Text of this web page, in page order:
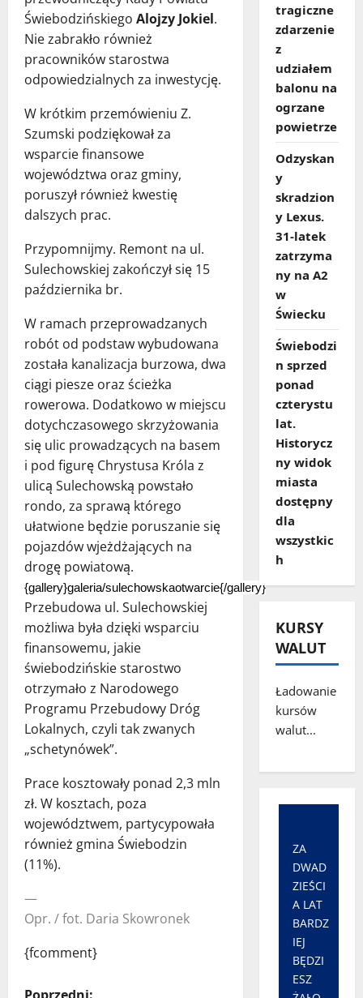
Świebodzińskiego Alojzy Jokiel.
Nie zabrakło również
pracowników starostwa
odpowiedzialnych za inwestycję.
W krótkim przemówieniu Z.
Szumski podziękował za
wsparcie finansowe
województwa oraz gminy,
poruszył również kwestię
dalszych prac.
Przypomnijmy. Remont na ul.
Sulechowskiej zakończył się 15
października br.
W ramach przeprowadzanych
robót od podstaw wybudowana
została kanalizacja burzowa, dwa
ciągi piesze oraz ścieżka
rowerowa. Dodatkowo w miejscu
dotychczasowego skrzyżowania
się ulic prowadzących na basem
i pod figurę Chrystusa Króla z
ulicą Sulechowską powstało
rondo, za sprawą którego
ułatwione będzie poruszanie się
pojazdów wjeżdżających na
drogę powiatową.
{gallery}galeria/sulechowskaotwarcie{/gallery}
Przebudowa ul. Sulechowskiej
możliwa była dzięki wsparciu
finansowemu, jakie
świebodzińskie starostwo
otrzymało z Narodowego
Programu Przebudowy Dróg
Lokalnych, czyli tak zwanych
„schetynówek”.
Prace kosztowały ponad 2,3 mln
zł. W kosztach, poza
województwem, partycypowała
również gmina Świebodzin
(11%).
—
Opr. / fot. Daria Skowronek
{fcomment}
tragiczne
zdarzenie
z
udziałem
balonu na
ogrzane
powietrze
Odzyskan
y
skradzion
y Lexus.
31‑latek
zatrzyma
ny na A2
w
Świecku
Świebodzi
n sprzed
ponad
czterystu
lat.
Historycz
ny widok
miasta
dostępny
dla
wszystkic
h
KURSY
WALUT
Ładowanie
kursów
walut...
ZA
DWAD
ZIEŚCI
A LAT
BARDZ
IEJ
BĘDZI
ESZ